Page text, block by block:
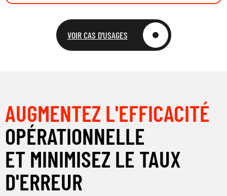
VOIR CAS D'USAGES
AUGMENTEZ L'EFFICACITÉ
OPÉRATIONNELLE
ET MINIMISEZ LE TAUX
D'ERREUR